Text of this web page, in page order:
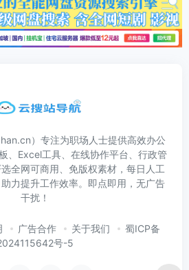
）专注为职场人士提供高效办公
、Excel工具、在线协作平台、行政管
全网可商用、免版权素材，每日人工
力提升工作效率。即点即用，无广告
干扰！
广告合作 关于我们
蜀ICP备
号-5